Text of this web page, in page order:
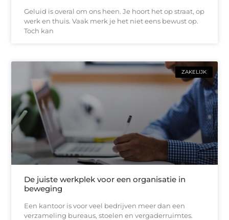
Geluid is overal om ons heen. Je hoort het op straat, op
werk en thuis. Vaak merk je het niet eens bewust op.
Toch kan
ZAKELIJK
De juiste werkplek voor een organisatie in
beweging
Een kantoor is voor veel bedrijven meer dan een
verzameling bureaus, stoelen en vergaderruimtes.